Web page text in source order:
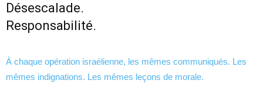
Désescalade.
Responsabilité.
À chaque opération israélienne, les mêmes communiqués. Les
mêmes indignations. Les mêmes leçons de morale.